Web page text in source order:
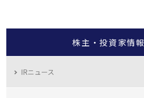
株主・投資家情報
IRニュース